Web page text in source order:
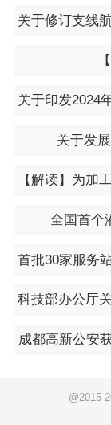
关于发
全国首个
成都高新公安
@2015-